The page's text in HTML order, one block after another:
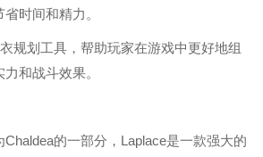
时间和精力。
规划工具，帮助玩家在游戏中更好地组
和战斗效果。
Chaldea的一部分，Laplace是一款强大的